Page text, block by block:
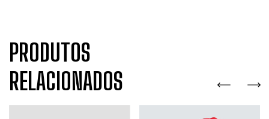
PRODUTOS
RELACIONADOS